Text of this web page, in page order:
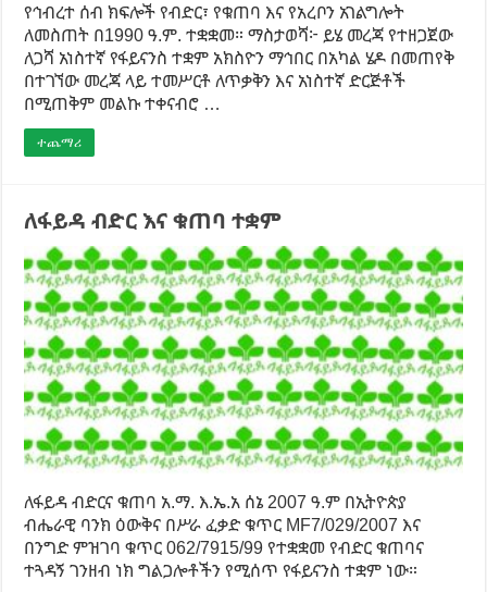
የኅብረተ ሰብ ክፍሎች የብድር፣ የቁጠባ እና የአረቦን አገልግሎት
ለመስጠት በ1990 ዓ.ም. ተቋቋመ። ማስታወሻ፦ ይሄ መረጃ የተዘጋጀው
ለጋሻ አነስተኛ የፋይናንስ ተቋም አክስዮን ማኅበር በአካል ሄዶ በመጠየቅ
በተገኘው መረጃ ላይ ተመሥርቶ ለጥቃቅን እና አነስተኛ ድርጅቶች
በሚጠቅም መልኩ ተቀናብሮ …
ተጨማሪ
ለፋይዳ ብድር እና ቁጠባ ተቋም
ለፋይዳ ብድርና ቁጠባ አ.ማ. እ.ኤ.አ ሰኔ 2007 ዓ.ም በኢትዮጵያ
ብሔራዊ ባንክ ዕውቅና በሥራ ፈቃድ ቁጥር MF7/029/2007 እና
በንግድ ምዝገባ ቁጥር 062/7915/99 የተቋቋመ የብድር ቁጠባና
ተጓዳኝ ገንዘብ ነክ ግልጋሎቶችን የሚሰጥ የፋይናንስ ተቋም ነው።